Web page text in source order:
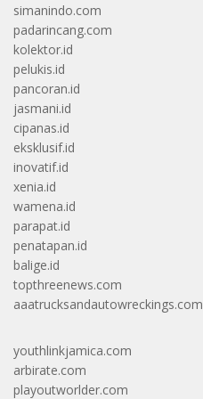
simanindo.com
padarincang.com
kolektor.id
pelukis.id
pancoran.id
jasmani.id
cipanas.id
eksklusif.id
inovatif.id
xenia.id
wamena.id
parapat.id
penatapan.id
balige.id
topthreenews.com
aaatrucksandautowreckings.com
youthlinkjamica.com
arbirate.com
playoutworlder.com